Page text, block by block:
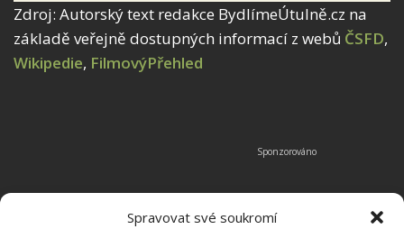
Spravovat své soukromí
Zdroj: Autorský text redakce BydlímeÚtulně.cz na
základě veřejně dostupných informací z webů ČSFD,
Wikipedie, FilmovýPřehled